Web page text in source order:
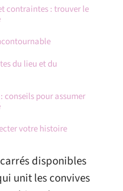
contraintes : trouver le
du lieu et du
conseils pour assumer
votre histoire
disponibles
unit les convives